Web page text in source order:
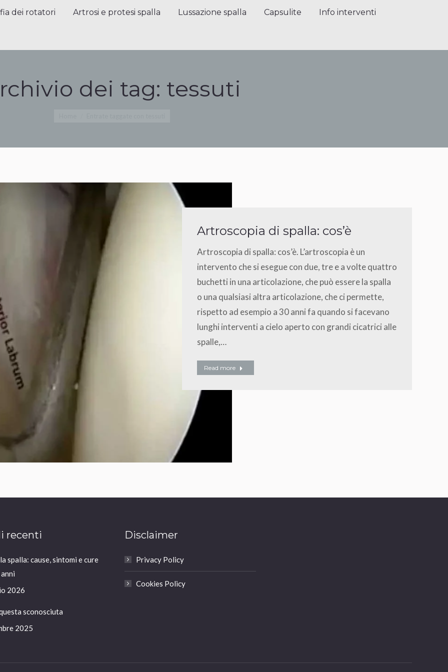
dei rotatori Artrosi e protesi spalla Lussazione spalla Capsulite Info interventi
dei tag: tessuti
Artroscopia di spalla: cos’è
Artroscopia di spalla: cos’è. L’artroscopia è un
intervento che si esegue con due, tre e a volte quattro
buchetti in una articolazione, che può essere la spalla
o una qualsiasi altra articolazione, che ci permette,
rispetto ad esempio a 30 anni fa quando si facevano
lunghi interventi a cielo aperto con grandi cicatrici alle
spalle,…
Read more
recenti
spalla: cause, sintomi e cure
2026
sconosciuta
2025
Disclaimer
Privacy Policy
Cookies Policy
dei rotatori Artrosi e protesi spalla Lussazione spalla Capsulite Info interventi